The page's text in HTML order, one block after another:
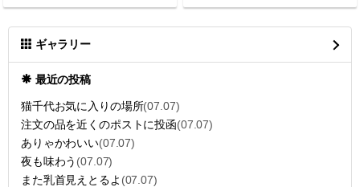
ギャラリー
最近の投稿
猫千代お気に入りの場所(07.07)
注文の品を近くのポストに投函(07.07)
ありゃかわいい(07.07)
夜も味わう (07.07)
また乳首見えとるよ (07.07)